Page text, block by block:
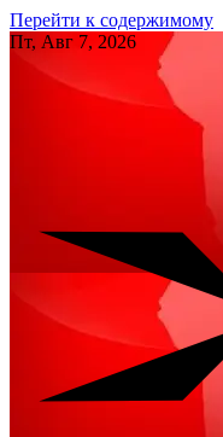
Перейти к содержимому
Пт, Авг 7, 2026